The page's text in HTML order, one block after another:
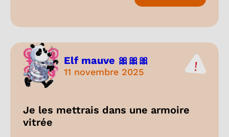
Elf mauve 🎀🎀🎀
11 novembre 2025
Je les mettrais dans une armoire
vitrée